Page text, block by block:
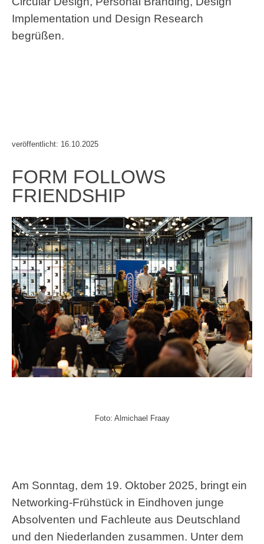
Implementation und Design Research
begrüßen.
veröffentlicht: 16.10.2025
FORM FOLLOWS
FRIENDSHIP
Foto: Almichael Fraay
Am Sonntag, dem 19. Oktober 2025, bringt ein
Networking-Frühstück in Eindhoven junge
Absolventen und Fachleute aus Deutschland
und den Niederlanden zusammen. Unter dem